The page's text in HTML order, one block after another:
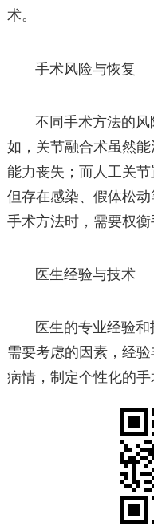
术。
手术风险与恢复
不同手术方法的
如，关节融合术虽然
能力丧失；而人工关节
但存在感染、假体松
手术方法时，需要权衡
医生经验与技术
医生的专业经验
需要考虑的因素，经
病情，制定个性化的手